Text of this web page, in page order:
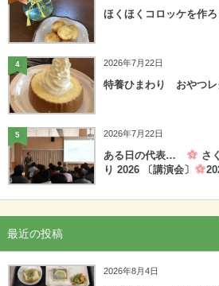
ほくほくコロッケを作ろ
4 2026年7月22日
特養ひまわり おやつレ
5 2026年7月22日
ある日の代表…
さ
り 2026 〔講演会〕
最近の投稿
2026年8月4日